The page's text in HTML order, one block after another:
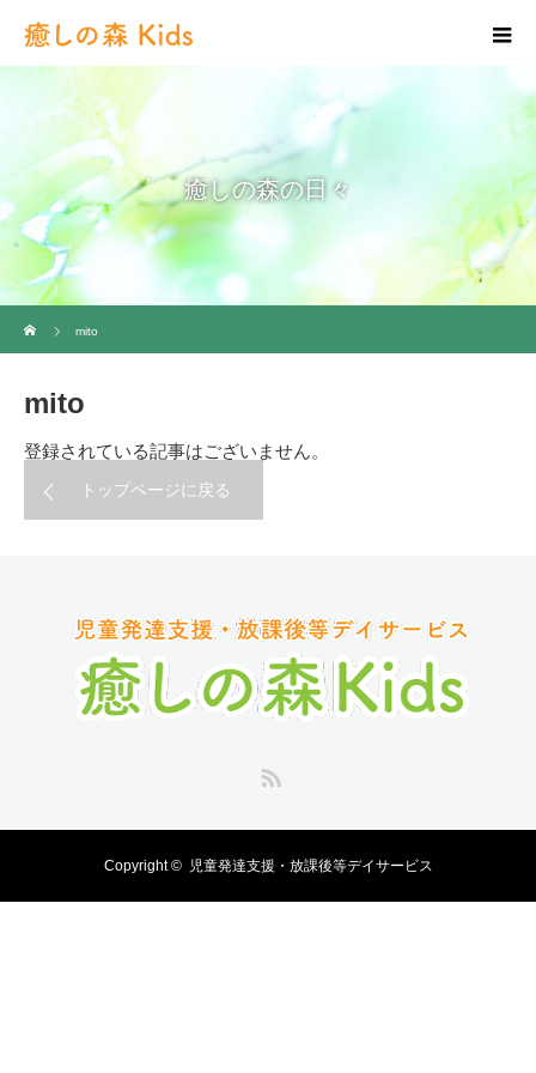
癒しの森の日々
mito
mito
登録されている記事はございません。
トップページに戻る
Copyright © 児童発達支援・放課後等デイサービス